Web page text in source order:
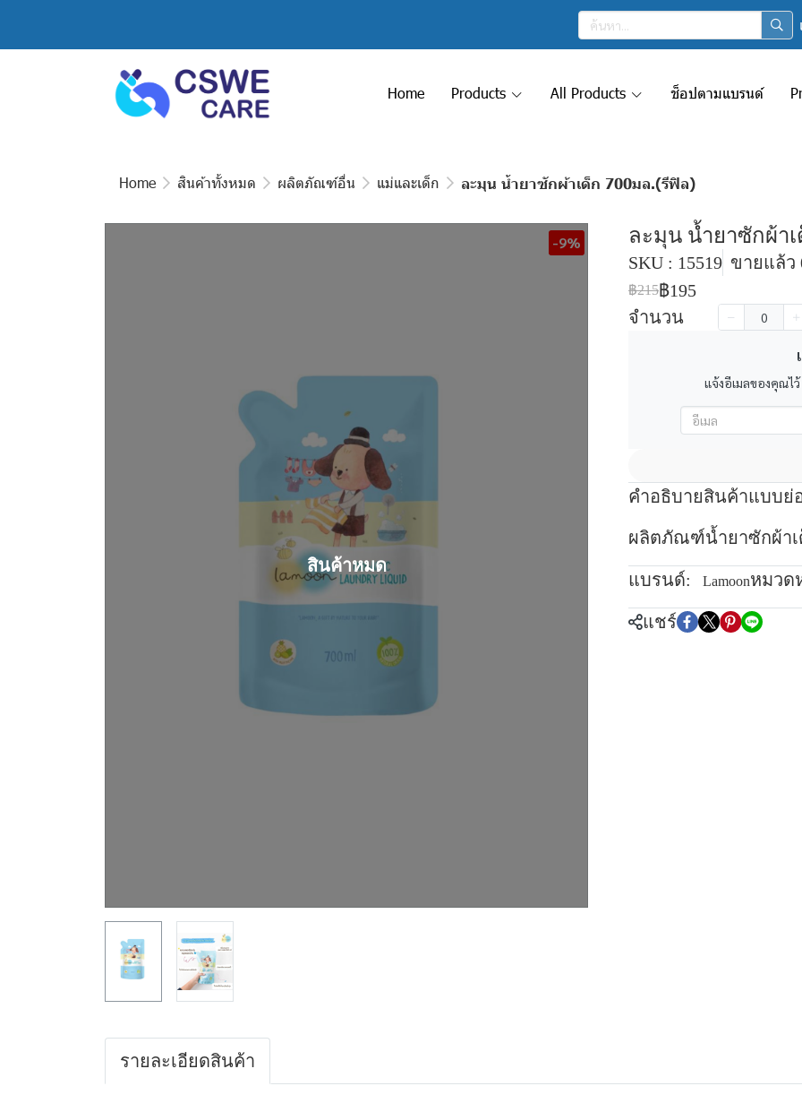
Home Products All Products ช็อปตามแบรนด์
Home สินค้าทั้งหมด ผลิตภัณฑ์อื่น แม่และเด็ก ละมุน น้ำยาซักผ้าเด็ก 700มล.(รีฟิล)
-9%
สินค้าหมด
ละมุน น้ำยาซักผ้า
SKU : 15519 ขายแล้ว
฿215฿195
จำนวน
แจ้งอีเมลของคุณไ
คำอธิบายสินค้าแบบย่
ผลิตภัณฑ์น้ำยาซักผ้าเ
แบรนด์: Lamoonหมวด
แชร์
รายละเอียดสินค้า